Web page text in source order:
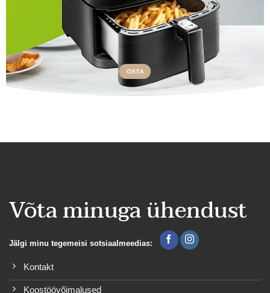
OSTA
Võta minuga ühendust
Jälgi minu tegemeisi sotsiaalmeedias:
Kontakt
Koostöövõimalused